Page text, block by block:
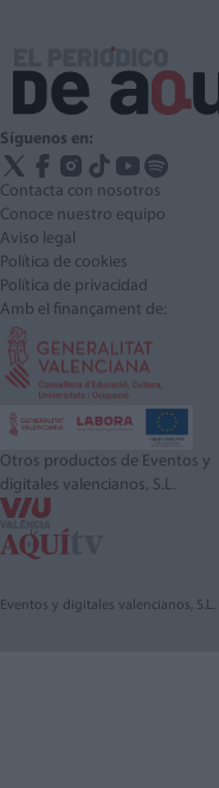
Síguenos en:
Contacta con nosotros
Conoce nuestro equipo
Aviso legal
Política de cookies
Política de privacidad
Amb el finançament de:
Otros productos de Eventos y
digitales valencianos, S.L.
Eventos y digitales valencianos,